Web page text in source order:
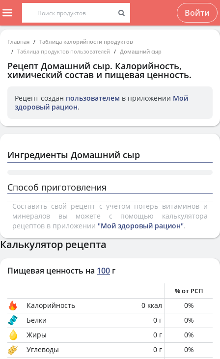
Войти
Главная
Таблица калорийности продуктов
Таблица продуктов пользователей
Домашний сыр
Рецепт Домашний сыр. Калорийность,
химический состав и пищевая ценность.
Рецепт создан пользователем в приложении Мой
здоровый рацион.
Ингредиенты Домашний сыр
Способ приготовления
Составить свой рецепт с учетом потерь витаминов и
минералов вы можете с помощью калькулятора
рецептов в приложении "Мой здоровый рацион".
Калькулятор рецепта
Пищевая ценность на 100 г
% от РСП
Калорийность 0 ккал 0%
Белки
0 г 0%
Жиры
0 г 0%
Углеводы
0 г 0%